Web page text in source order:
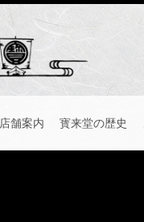
店舗案内 寳来堂の歴史